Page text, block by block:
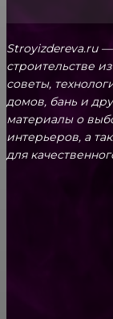
Stroyizdereva.ru
строительстве
советы,
домов, бань и
материалы о
интерьеров, а
для